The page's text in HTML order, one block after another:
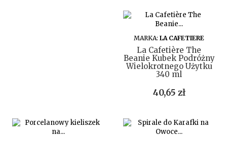
DO KOSZYKA
MARKA: LA CAFETIERE
La Cafetière The
Beanie Kubek Podróżny
Wielokrotnego Użytku
340 ml
Cena
40,65 zł